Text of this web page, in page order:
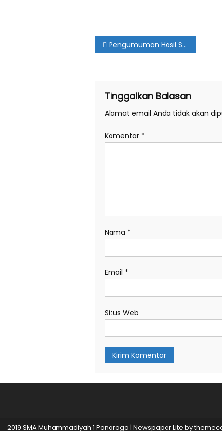
Navigasi
Pengumuman Hasil Seleksi Administrasi Calon Tenaga Pengajar SMA MUHIPO
Tinggalkan Balasan
Alamat email Anda tidak akan
Komentar *
Nama *
Email *
Situs Web
2019 SMA Muhammadiyah 1 Ponorogo | Newspaper Lite by